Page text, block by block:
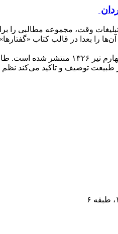
را بعدا در قالب کتاب
مطلب حاضر متن یکی از این
توصیف و تاکید می‌کند نظم